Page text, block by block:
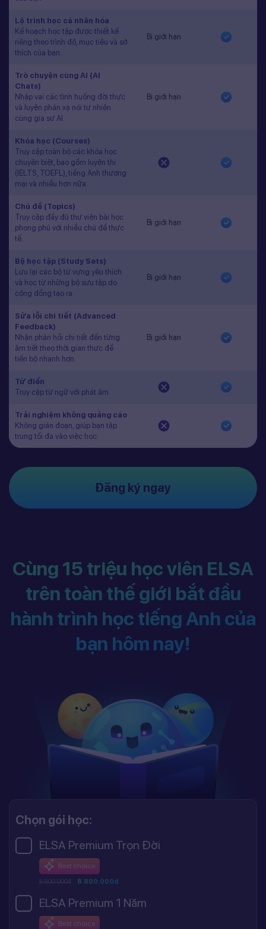
Lộ trình học cá nhân hóa
Kế hoạch học tập được thiết kế
riêng theo trình độ, mục tiêu và sở
thích của bạn.
Bị giới hạn
Trò chuyện cùng AI (AI
Chats)
Nhập vai các tình huống đời thực
và luyện phản xạ nói tự nhiên
cùng gia sư AI.
Bị giới hạn
Khóa học (Courses)
Truy cập toàn bộ các khóa học
chuyên biệt, bao gồm luyện thi
(IELTS, TOEFL), tiếng Anh thương
mại và nhiều hơn nữa.
Chủ đề (Topics)
Truy cập đầy đủ thư viện bài học
phong phú với nhiều chủ đề thực
tế.
Bị giới hạn
Bộ học tập (Study Sets)
Lưu lại các bộ từ vựng yêu thích
và học từ những bộ sưu tập do
cộng đồng tạo ra.
Bị giới hạn
Sửa lỗi chi tiết (Advanced
Feedback)
Nhận phản hồi chi tiết đến từng
âm tiết theo thời gian thực để
tiến bộ nhanh hơn.
Bị giới hạn
Từ điển
Truy cập từ ngữ với phát âm
Trải nghiệm không quảng cáo
Không gián đoạn, giúp bạn tập
trung tối đa vào việc học.
Đăng ký ngay
Cùng 15 triệu học viên ELSA
trên toàn thế giới bắt đầu
hành trình học tiếng Anh của
bạn hôm nay!
Chọn gói học:
ELSA Premium Trọn Đời
Best choice
8.800.000đ 8.800.000đ
ELSA Premium 1 Năm
Best choice